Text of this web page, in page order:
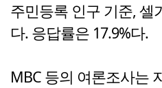
주민등록 인구 기준, 셀
다. 응답률은 17.9%다.
MBC 등의 여론조사는